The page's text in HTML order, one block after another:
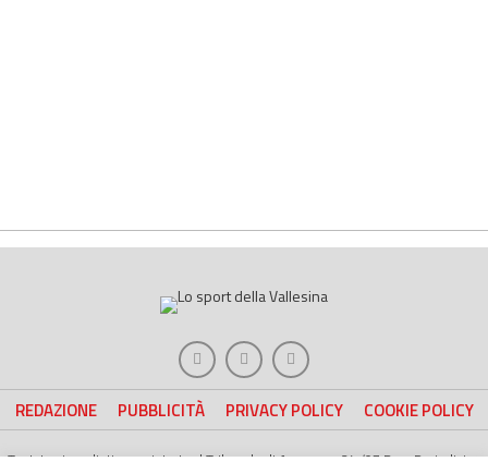
REDAZIONE PUBBLICITÀ PRIVACY POLICY COOKIE POLICY
Testata giornalistica registrata al Tribunale di Ancona n. 24 /07 Reg. Periodici n.